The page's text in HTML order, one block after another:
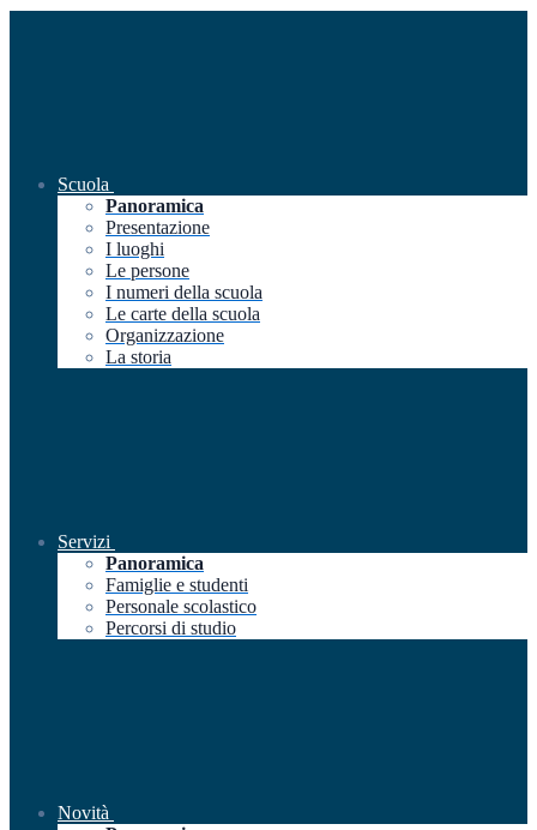
Scuola
Panoramica
Presentazione
I luoghi
Le persone
I numeri della scuola
Le carte della scuola
Organizzazione
La storia
Servizi
Panoramica
Famiglie e studenti
Personale scolastico
Percorsi di studio
Novità